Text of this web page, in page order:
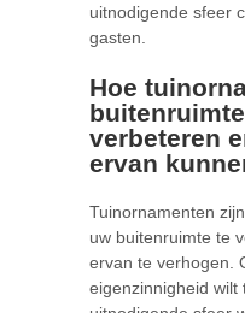
uitnodigende sfeer
gasten.
Hoe
verbeteren
ervan
Tuinornamenten
uw buitenruimte te
ervan te verhogen.
eigenzinnigheid wilt